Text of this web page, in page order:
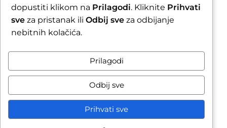
By completing your order, you confirm that you
are aware of the possible extended shipping
Zatvori obavijest / Close
dopustiti klikom na Prilagodi. Kliknite Prihvati
sve za pristanak ili Odbij sve za odbijanje
nebitnih kolačića.
Prilagodi
Odbij sve
Prihvati sve
Raskid ugovora